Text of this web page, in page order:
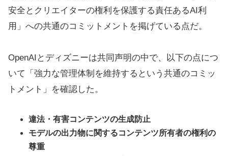
安全とクリエイターの権利を保護する責任あるAI利
用」への共通のコミットメントを掲げている点だ。
OpenAIとディズニーは共同声明の中で、以下の点につ
いて「強力な管理体制を維持するという共通のコミッ
トメント」を確認した。
違法・有害コンテンツの生成防止
モデルの出力物に関するコンテンツ所有者の権利の
尊重